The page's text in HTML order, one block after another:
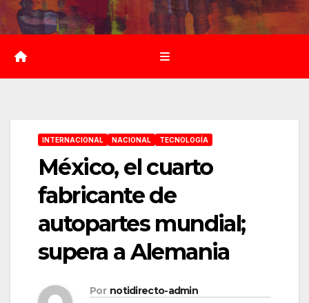
Saltar
al
contenido
INTERNACIONAL NACIONAL TECNOLOGÍA
México, el cuarto
fabricante de
autopartes mundial;
supera a Alemania
Por notidirecto-admin